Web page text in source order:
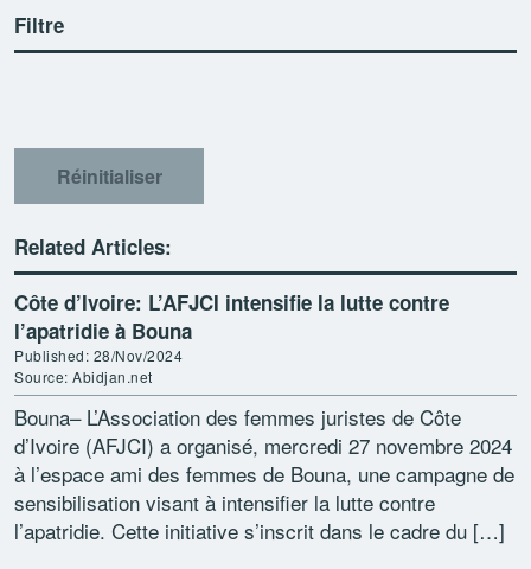
Filtre
Réinitialiser
Related Articles:
Côte d’Ivoire: L’AFJCI intensifie la lutte contre
l’apatridie à Bouna
Published: 28/Nov/2024
Source: Abidjan.net
Bouna– L’Association des femmes juristes de Côte
d’Ivoire (AFJCI) a organisé, mercredi 27 novembre 2024
à l’espace ami des femmes de Bouna, une campagne de
sensibilisation visant à intensifier la lutte contre
l’apatridie. Cette initiative s’inscrit dans le cadre du […]